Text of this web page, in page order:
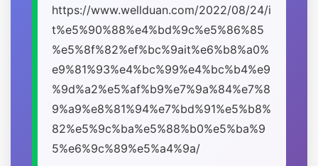
https://www.wellduan.com/2022/08/24/i
t%e5%90%88%e4%bd%9c%e5%86%85
%e5%8f%82%ef%bc%9ait%e6%b8%a0%
e9%81%93%e4%bc%99%e4%bc%b4%e9
%9d%a2%e5%af%b9%e7%9a%84%e7%8
9%a9%e8%81%94%e7%bd%91%e5%b8%
82%e5%9c%ba%e5%88%b0%e5%ba%9
5%e6%9c%89%e5%a4%9a/